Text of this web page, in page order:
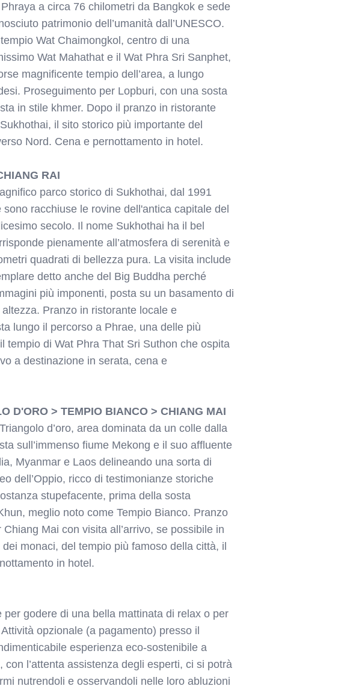
a circa 76 chilometri da Bangkok e sede
patrimonio dell’umanità dall’UNESCO.
Wat Chaimongkol, centro di una
Wat Mahathat e il Wat Phra Sri Sanphet,
magnificente tempio dell’area, a lungo
Proseguimento per Lopburi, con una sosta
in stile khmer. Dopo il pranzo in ristorante
il sito storico più importante del
Nord. Cena e pernottamento in hotel.
RAI
parco storico di Sukhothai, dal 1991
racchiuse le rovine dell'antica capitale del
secolo. Il nome Sukhothai ha il bel
pienamente all’atmosfera di serenità e
quadrati di bellezza pura. La visita include
detto anche del Big Buddha perché
più imponenti, posta su un basamento di
Pranzo in ristorante locale e
lungo il percorso a Phrae, una delle più
tempio di Wat Phra That Sri Suthon che ospita
a destinazione in serata, cena e
D'ORO > TEMPIO BIANCO > CHIANG MAI
d’oro, area dominata da un colle dalla
sull’immenso fiume Mekong e il suo affluente
Myanmar e Laos delineando una sorta di
dell’Oppio, ricco di testimonianze storiche
stupefacente, prima della sosta
meglio noto come Tempio Bianco. Pranzo
Mai con visita all’arrivo, se possibile in
monaci, del tempio più famoso della città, il
in hotel.
godere di una bella mattinata di relax o per
opzionale (a pagamento) presso il
esperienza eco-sostenibile a
con l’attenta assistenza degli esperti, ci si potrà
nutrendoli e osservandoli nelle loro abluzioni